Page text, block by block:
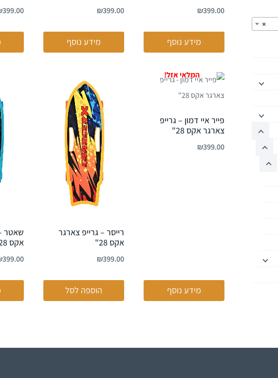
₪399.00
מידע נוסף
₪399.00
מידע נוסף
399.00
פייר איי דמון – גרייפ
צארגר אקס 28"
₪399.00
מידע נוסף
רייסר – גרייפ צארגר
אקס 28"
₪399.00
הוספה לסל
שאטר
אקס 28"
399.00
×